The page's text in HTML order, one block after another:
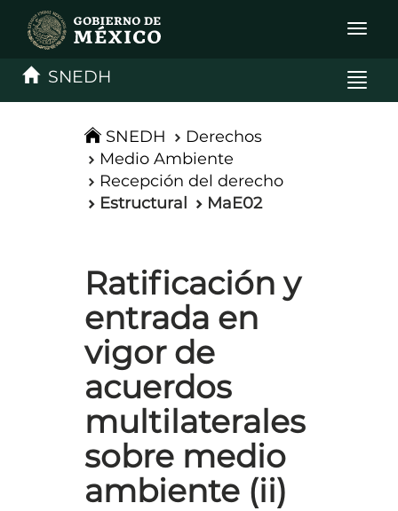
de
SNEDH
SNEDH
Derechos
Medio Ambiente
Recepción del derecho
Estructural
MaE02
Ratificación y
entrada en
vigor de
acuerdos
multilaterales
sobre medio
ambiente (ii)